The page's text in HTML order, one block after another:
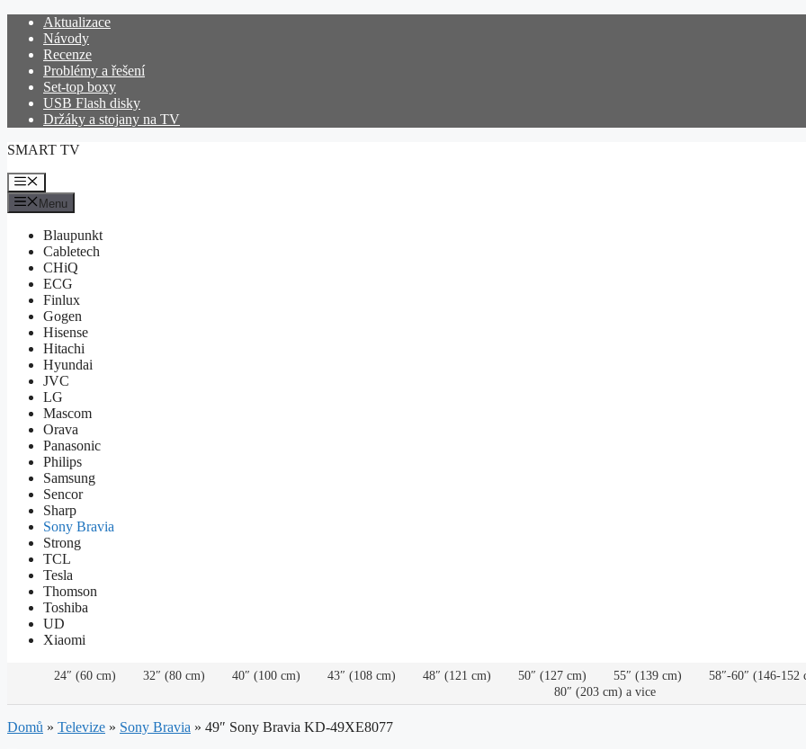
Přeskočit
obsah
Aktualizace
Návody
Recenze
Problémy a řešení
Set-top boxy
USB Flash disky
Držáky a stojany na TV
SMART TV
Menu
Menu
Blaupunkt
Cabletech
CHiQ
ECG
Finlux
Gogen
Hisense
Hitachi
Hyundai
JVC
LG
Mascom
Orava
Panasonic
Philips
Samsung
Sencor
Sharp
Sony Bravia
Strong
TCL
Tesla
Thomson
Toshiba
UD
Xiaomi
24″ (60 cm) 32″ (80 cm) 40″ (100 cm) 43″ (108 cm) 48″ (121 cm) 50″ (127 cm) 55″ (139 cm)
58″-60″ (146-152
80″ (203 cm) a vice
Domů » Televize » Sony Bravia » 49″ Sony Bravia KD-49XE8077